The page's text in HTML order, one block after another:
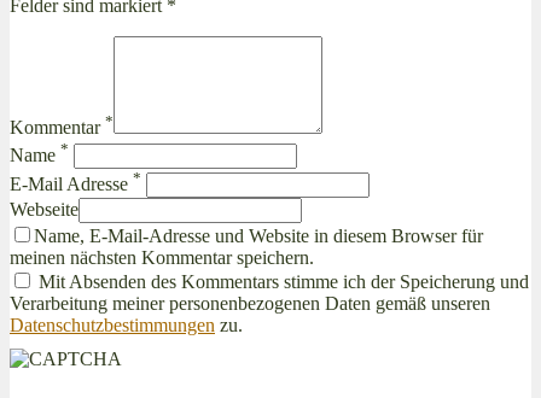
Felder sind markiert *
Kommentar *
Name *
E-Mail Adresse *
Webseite
Name, E-Mail-Adresse und Website in diesem Browser für
meinen nächsten Kommentar speichern.
Mit Absenden des Kommentars stimme ich der Speicherung und
Verarbeitung meiner personenbezogenen Daten gemäß unseren
Datenschutzbestimmungen zu.